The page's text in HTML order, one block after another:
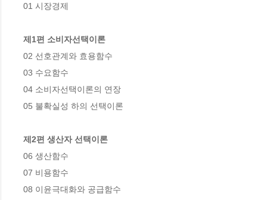
01 시장경제
제1편 소비자선택이론
02 선호관계와 효용함수
03 수요함수
04 소비자선택이론의 연장
05 불확실성 하의 선택이론
제2편 생산자 선택이론
06 생산함수
07 비용함수
08 이윤극대화와 공급함수